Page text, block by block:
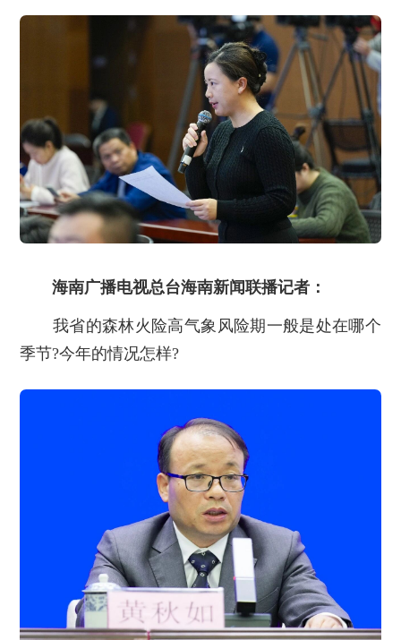
海南广播电视总台海南新闻联播记者：
我省的森林火险高气象风险期一般是处在哪个
季节?今年的情况怎样?